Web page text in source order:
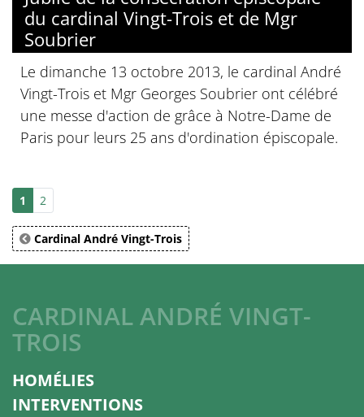
du cardinal Vingt-Trois et de Mgr
Soubrier
Le dimanche 13 octobre 2013, le cardinal André
Vingt-Trois et Mgr Georges Soubrier ont célébré
une messe d'action de grâce à Notre-Dame de
Paris pour leurs 25 ans d'ordination épiscopale.
1 2
Cardinal André Vingt-Trois
CARDINAL ANDRÉ VINGT-
TROIS
HOMÉLIES
INTERVENTIONS